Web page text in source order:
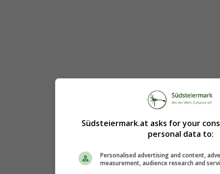
Südsteiermark.at asks for your
personal data to:
Personalised advertising and content,
measurement, audience research and